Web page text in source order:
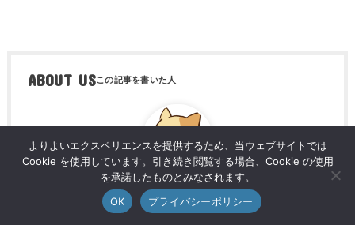
ABOUT US
Mr.Local
荒尾市在住のサイト運営者
よりよいエクスペリエンスを提供するため、当ウェブサイトでは
Cookie を使用しています。引き続き閲覧する場合、Cookie の使用
を承諾したものとみなされます。
OK
プライバシーポリシー